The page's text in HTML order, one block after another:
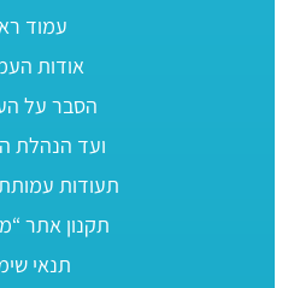
עמוד
אודות
הסבר על
ועד הנהלת
תעודות
תקנון אתר
תנאי